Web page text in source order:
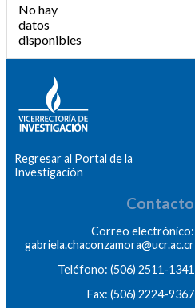
No hay
datos
disponibles
Regresar al Portal de la
Investigación
Contacto
Correo electrónico:
gabriela.chaconzamora@ucr.ac.cr
Teléfono: (506) 2511-1341
Fax: (506) 2224-9367